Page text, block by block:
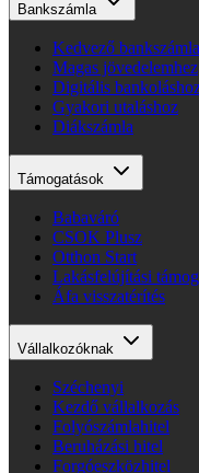
Bankszámla
Kedvező bankszámla
Magas jövedelemhez
Digitális
Gyakori utaláshoz
Diákszámla
Támogatások
Babaváró
CSOK Plusz
Otthon Start
Lakásfelújítási
Áfa visszatérítés
Vállalkozóknak
Széchenyi
Kezdő vállalkozás
Folyószámlahitel
Beruházási hitel
Forgóeszközhitel